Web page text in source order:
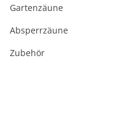
Gartenzäune
Absperrzäune
Zubehör